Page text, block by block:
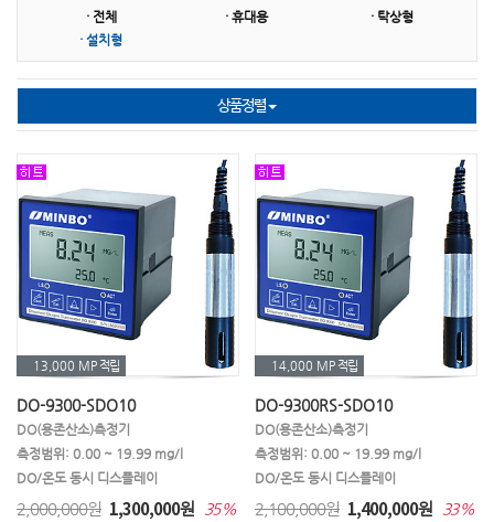
SS센서 잔류염소측정기 잔류염소시약
탁도계
이온측정기
COD BOD TOC
채수기 농도계 굴절계
비중계 소모품 기타 악세사리
· 전체 · 휴대용
· 탁상형
· 설치형
상품정렬
13,000 MP 적립
DO-9300-SDO10
DO(용존산소)측정기
측정범위: 0.00 ~ 19.99 mg/l
DO/온도 동시 디스플레이
2,000,000원 1,300,000원 35%
14,000 MP 적립
DO-9300RS-SDO10
DO(용존산소)측정기
측정범위: 0.00 ~ 19.99 mg/l
DO/온도 동시 디스플레이
2,100,000원 1,400,000원 33%